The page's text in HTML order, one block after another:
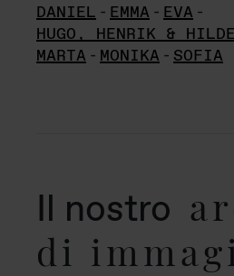
DANIEL - EMMA - EVA -
HUGO, HENRIK & HILDE
MARTA - MONIKA - SOFIA
Il nostro
di